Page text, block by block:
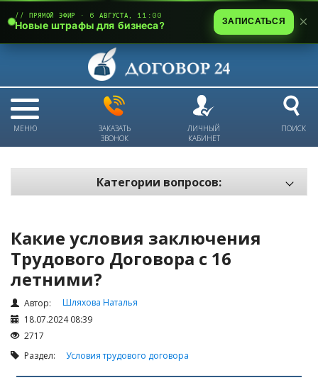
МЕНЮ
ЗАКАЗАТЬ
ЗВОНОК
ЛИЧНЫЙ
КАБИНЕТ
ПОИСК
Категории вопросов:
Техника безопасности и охрана труда
Антикризис: трудовые отношения
Антикризис: долги и обязательства
Налоги и Налогообложение
Трудовые отношения
Корпоративные отношения
Какие условия заключения
Трудового Договора с 16
летними?
Автор:
Шляхова Наталья
18.07.2024 08:39
2717
Раздел: Условия трудового договора
// ПРЯМОЙ ЭФИР · 6 АВГУСТА, 11:00
Новые штрафы для бизнеса? ЗАПИСАТЬСЯ